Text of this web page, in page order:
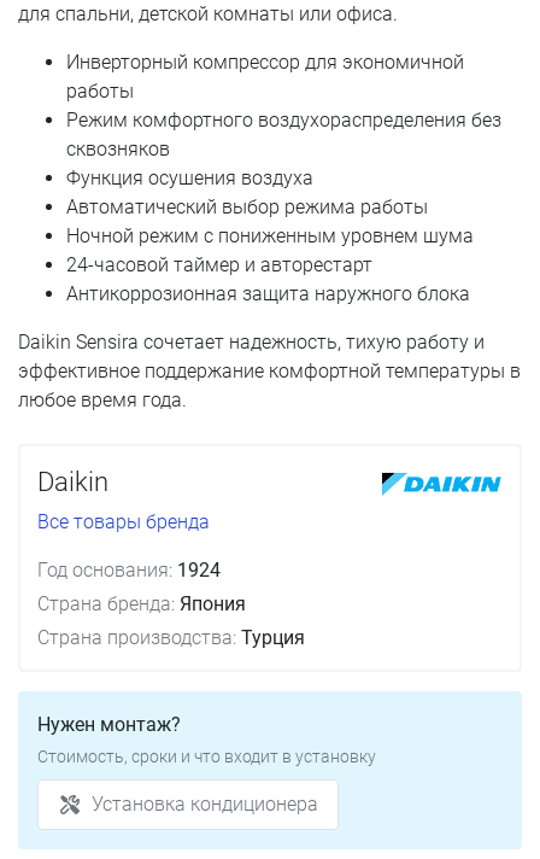
для спальни, детской комнаты или офиса.
Инверторный компрессор для экономичной
работы
Режим комфортного воздухораспределения без
сквозняков
Функция осушения воздуха
Автоматический выбор режима работы
Ночной режим с пониженным уровнем шума
24-часовой таймер и авторестарт
Антикоррозионная защита наружного блока
Daikin Sensira сочетает надежность, тихую работу и
эффективное поддержание комфортной температуры в
любое время года.
Daikin
Все товары бренда
Год основания: 1924
Страна бренда: Япония
Страна производства: Турция
Нужен монтаж?
Стоимость, сроки и что входит в установку
Установка кондиционера